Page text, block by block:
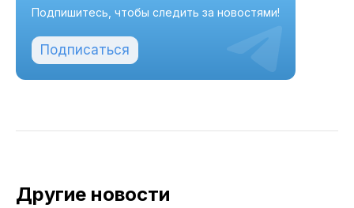
Подпишитесь, чтобы следить за новостями!
Подписаться
Другие новости